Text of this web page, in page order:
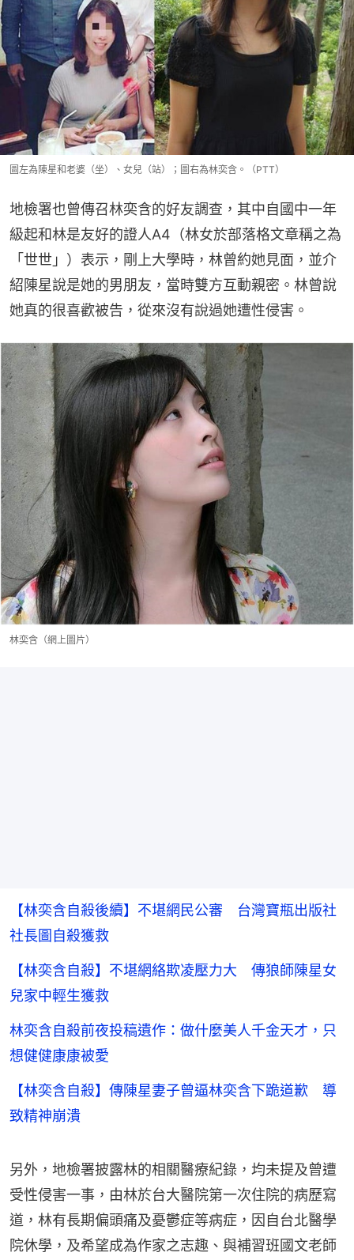
圖左為陳星和老婆（坐）、女兒（站）；圖右為林奕含。（PTT）
地檢署也曾傳召林奕含的好友調查，其中自國中一年
級起和林是友好的證人A4（林女於部落格文章稱之為
「世世」）表示，剛上大學時，林曾約她見面，並介
紹陳星說是她的男朋友，當時雙方互動親密。林曾說
她真的很喜歡被告，從來沒有說過她遭性侵害。
林奕含（網上圖片）
【林奕含自殺後續】不堪網民公審 台灣寶瓶出版社
社長圖自殺獲救
【林奕含自殺】不堪網絡欺凌壓力大 傳狼師陳星女
兒家中輕生獲救
林奕含自殺前夜投稿遺作：做什麼美人千金天才，只
想健健康康被愛
【林奕含自殺】傳陳星妻子曾逼林奕含下跪道歉 導
致精神崩潰
另外，地檢署披露林的相關醫療紀錄，均未提及曾遭
受性侵害一事，由林於台大醫院第一次住院的病歷寫
道，林有長期偏頭痛及憂鬱症等病症，因自台北醫學
院休學，及希望成為作家之志趣、與補習班國文老師